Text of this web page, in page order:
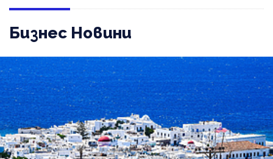
Бизнес Новини